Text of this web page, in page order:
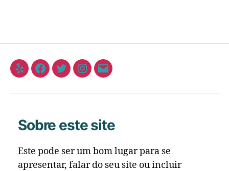
Sobre este site
Este pode ser um bom lugar para se
apresentar, falar do seu site ou incluir